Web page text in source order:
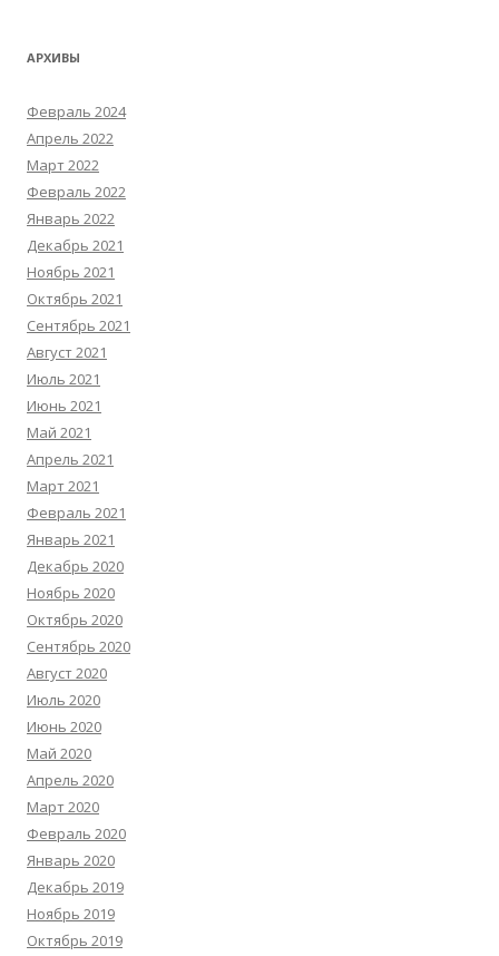
АРХИВЫ
Февраль 2024
Апрель 2022
Март 2022
Февраль 2022
Январь 2022
Декабрь 2021
Ноябрь 2021
Октябрь 2021
Сентябрь 2021
Август 2021
Июль 2021
Июнь 2021
Май 2021
Апрель 2021
Март 2021
Февраль 2021
Январь 2021
Декабрь 2020
Ноябрь 2020
Октябрь 2020
Сентябрь 2020
Август 2020
Июль 2020
Июнь 2020
Май 2020
Апрель 2020
Март 2020
Февраль 2020
Январь 2020
Декабрь 2019
Ноябрь 2019
Октябрь 2019